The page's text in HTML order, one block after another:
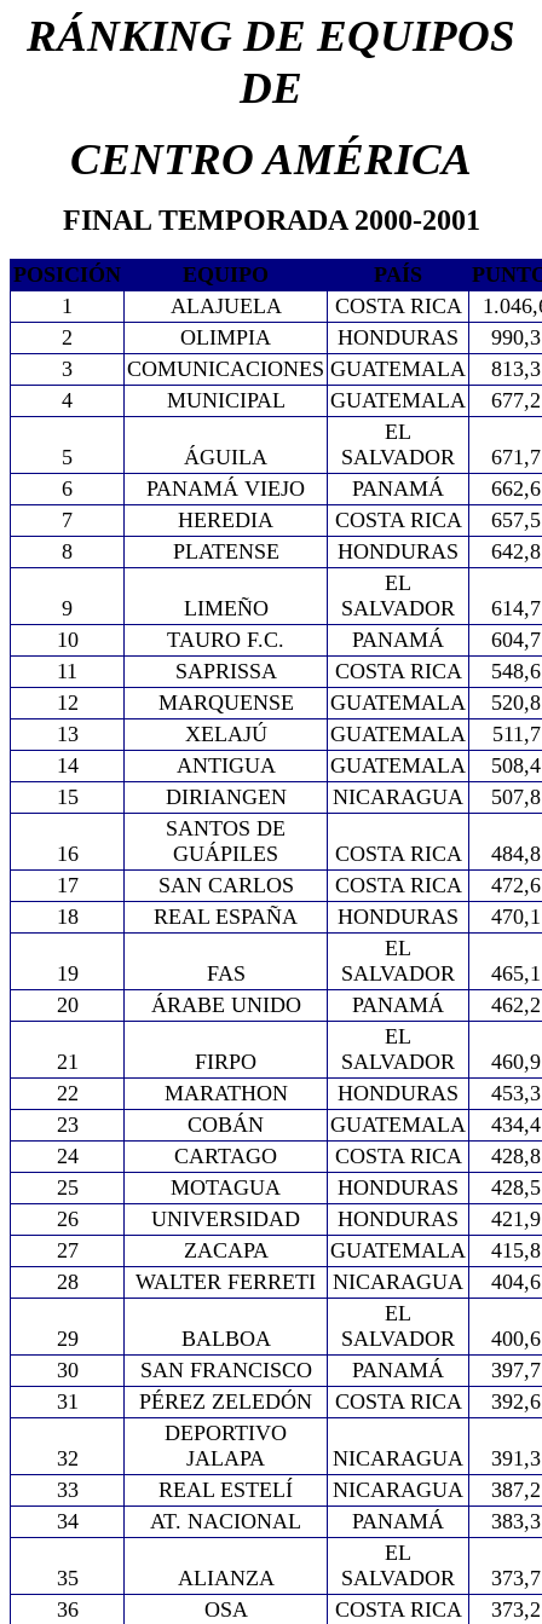
RÁNKING DE EQUIPOS
DE
CENTRO AMÉRICA
FINAL TEMPORADA 2000-2001
POSICIÓN EQUIPO PAÍS
1
ALAJUELA COSTA RICA
2
OLIMPIA HONDURAS
990,3
3
COMUNICACIONES GUATEMALA
813,3
4
MUNICIPAL GUATEMALA 677,2
5 ÁGUILA
EL
SALVADOR
671,7
6
PANAMÁ VIEJO PANAMÁ
662,6
7
HEREDIA COSTA RICA
657,5
8
PLATENSE HONDURAS 642,8
9 LIMEÑO
EL
SALVADOR
614,7
10
TAURO F.C. PANAMÁ
604,7
11
SAPRISSA COSTA RICA
548,6
12
MARQUENSE GUATEMALA
520,8
13
XELAJÚ GUATEMALA
511,7
14
ANTIGUA GUATEMALA
508,4
15
DIRIANGEN NICARAGUA 507,8
16
SANTOS DE
GUÁPILES
COSTA RICA
484,8
17
SAN CARLOS COSTA RICA
472,6
18
REAL ESPAÑA HONDURAS 470,1
19 FAS
EL
SALVADOR
465,1
20
ÁRABE UNIDO PANAMÁ 462,2
21 FIRPO
EL
SALVADOR
460,9
22
MARATHON HONDURAS
453,3
23
COBÁN GUATEMALA
434,4
24
CARTAGO COSTA RICA
428,8
25
MOTAGUA HONDURAS
428,5
26
UNIVERSIDAD HONDURAS
421,9
27
ZACAPA GUATEMALA
415,8
28
WALTER FERRETI NICARAGUA 404,6
29 BALBOA
EL
SALVADOR
400,6
30
SAN FRANCISCO PANAMÁ
397,7
31
PÉREZ ZELEDÓN COSTA RICA 392,6
32
DEPORTIVO
JALAPA
NICARAGUA
391,3
33
REAL ESTELÍ NICARAGUA
387,2
34
AT. NACIONAL PANAMÁ 383,3
35 ALIANZA
EL
SALVADOR
373,7
36
OSA COSTA RICA
373,2